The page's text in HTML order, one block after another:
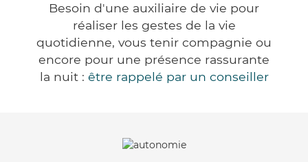
Besoin d'une auxiliaire de vie pour
réaliser les gestes de la vie
quotidienne, vous tenir compagnie ou
encore pour une présence rassurante
la nuit : être rappelé par un conseiller